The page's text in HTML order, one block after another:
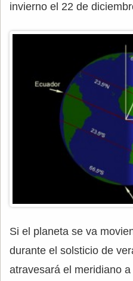
invierno el 22 de
Si el planeta se va
durante el solsticio de
atravesará el meridiano